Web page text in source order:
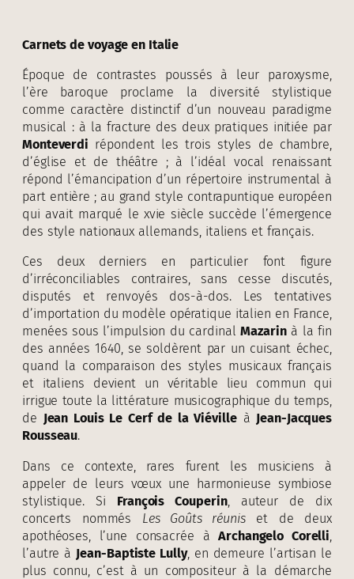
Carnets de voyage en Italie
Époque de contrastes poussés à leur paroxysme,
l’ère baroque proclame la diversité stylistique
comme caractère distinctif d’un nouveau paradigme
musical : à la fracture des deux pratiques initiée par
Monteverdi répondent les trois styles de chambre,
d’église et de théâtre ; à l’idéal vocal renaissant
répond l’émancipation d’un répertoire instrumental à
part entière ; au grand style contrapuntique européen
qui avait marqué le xvie siècle succède l’émergence
des style nationaux allemands, italiens et français.
Ces deux derniers en particulier font figure
d’irréconciliables contraires, sans cesse discutés,
disputés et renvoyés dos-à-dos. Les tentatives
d’importation du modèle opératique italien en France,
menées sous l’impulsion du cardinalMazarinà la fin
des années 1640, se soldèrent par un cuisant échec,
quand la comparaison des styles musicaux français
et italiens devient un véritable lieu commun qui
irrigue toute la littérature musicographique du temps,
de Jean Louis Le Cerf de la Viévilleà Jean-Jacques
Rousseau.
Dans ce contexte, rares furent les musiciens à
appeler de leurs vœux une harmonieuse symbiose
stylistique. Si François Couperin, auteur de dix
concerts nommés Les Goûts réuniset de deux
apothéoses, l’une consacrée àArchangelo Corelli
l’autre à Jean-Baptiste Lully, en demeure l’artisan le
plus connu, c’est à un compositeur à la démarche